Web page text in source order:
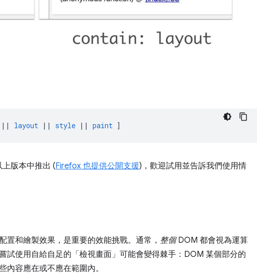
|| layout || style || paint ]
版本中推出 (Firefox 也提供公開支援)，歡迎試用並告訴我們使用情
和繪製效果，是重要的效能挑戰。通常， 整個DOM 都會視為運算
試使用自給自足的「檢視畫面」可能會變得棘手：DOM 某個部分的
容應在或不應在範圍內。